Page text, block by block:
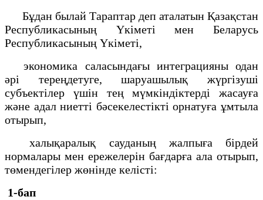
Бұдан былай Тараптар деп аталатын Қазақстан
Республикасының Үкiметi мен Беларусь
Республикасының Үкiметi,
экономика саласындағы интеграцияны одан
әрi тереңдетуге, шаруашылық жүргiзушi
субъектiлер үшiн тең мүмкiндiктердi жасауға
және адал ниеттi бәсекелестiктi орнатуға ұмтыла
отырып,
халықаралық сауданың жалпыға бiрдей
нормалары мен ережелерiн бағдарға ала отырып,
төмендегiлер жөнiнде келiстi:
1-бап